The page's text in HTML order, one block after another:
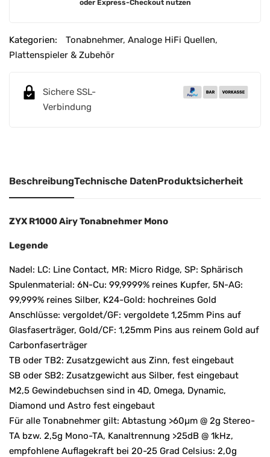
e
r
oder Express-Checkout nutzen
Kategorien: Tonabnehmer, Analoge HiFi Quellen,
Plattenspieler & Zubehör
Sichere SSL-
Verbindung
BeschreibungTechnische DatenProduktsicherheit
ZYX R1000 Airy Tonabnehmer Mono
Legende
Nadel: LC: Line Contact, MR: Micro Ridge, SP: Sphärisch
Spulenmaterial: 6N-Cu: 99,9999% reines Kupfer, 5N-AG:
99,999% reines Silber, K24-Gold: hochreines Gold
Anschlüsse: vergoldet/GF: vergoldete 1,25mm Pins auf
Glasfaserträger, Gold/CF: 1,25mm Pins aus reinem Gold auf
Carbonfaserträger
TB oder TB2: Zusatzgewicht aus Zinn, fest eingebaut
SB oder SB2: Zusatzgewicht aus Silber, fest eingebaut
M2,5 Gewindebuchsen sind in 4D, Omega, Dynamic,
Diamond und Astro fest eingebaut
Für alle Tonabnehmer gilt: Abtastung >60µm @ 2g Stereo-
TA bzw. 2,5g Mono-TA, Kanaltrennung >25dB @ 1kHz,
empfohlene Auflagekraft bei 20-25 Grad Celsius: 2,0g